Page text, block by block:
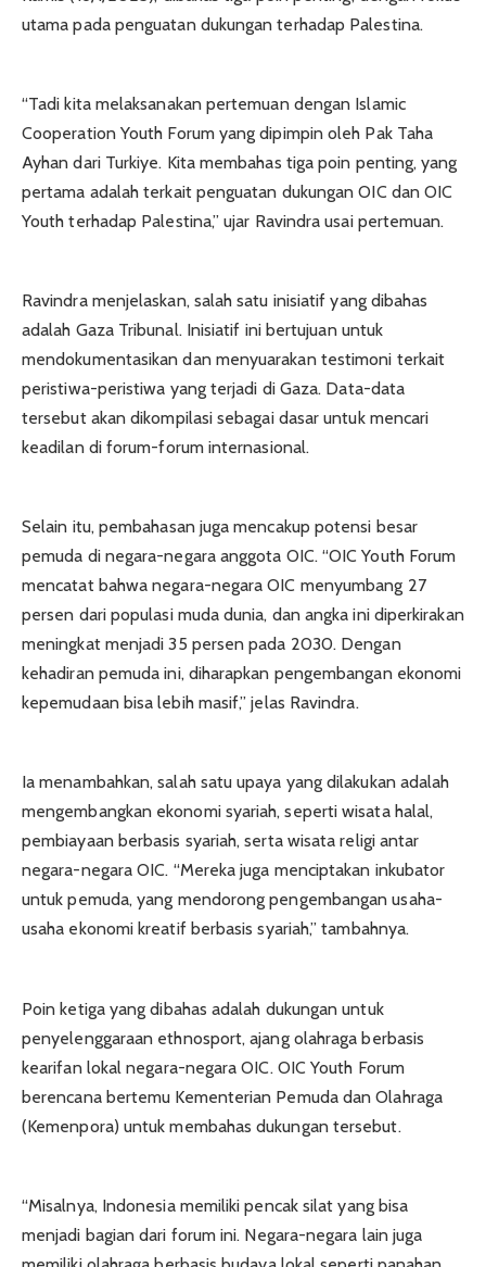
utama pada penguatan dukungan terhadap Palestina.
“Tadi kita melaksanakan pertemuan dengan Islamic
Cooperation Youth Forum yang dipimpin oleh Pak Taha
Ayhan dari Turkiye. Kita membahas tiga poin penting, yang
pertama adalah terkait penguatan dukungan OIC dan OIC
Youth terhadap Palestina,” ujar Ravindra usai pertemuan.
Ravindra menjelaskan, salah satu inisiatif yang dibahas
adalah Gaza Tribunal. Inisiatif ini bertujuan untuk
mendokumentasikan dan menyuarakan testimoni terkait
peristiwa-peristiwa yang terjadi di Gaza. Data-data
tersebut akan dikompilasi sebagai dasar untuk mencari
keadilan di forum-forum internasional.
Selain itu, pembahasan juga mencakup potensi besar
pemuda di negara-negara anggota OIC. “OIC Youth Forum
mencatat bahwa negara-negara OIC menyumbang 27
persen dari populasi muda dunia, dan angka ini diperkirakan
meningkat menjadi 35 persen pada 2030. Dengan
kehadiran pemuda ini, diharapkan pengembangan ekonomi
kepemudaan bisa lebih masif,” jelas Ravindra.
Ia menambahkan, salah satu upaya yang dilakukan adalah
mengembangkan ekonomi syariah, seperti wisata halal,
pembiayaan berbasis syariah, serta wisata religi antar
negara-negara OIC. “Mereka juga menciptakan inkubator
untuk pemuda, yang mendorong pengembangan usaha-
usaha ekonomi kreatif berbasis syariah,” tambahnya.
Poin ketiga yang dibahas adalah dukungan untuk
penyelenggaraan ethnosport, ajang olahraga berbasis
kearifan lokal negara-negara OIC. OIC Youth Forum
berencana bertemu Kementerian Pemuda dan Olahraga
(Kemenpora) untuk membahas dukungan tersebut.
“Misalnya, Indonesia memiliki pencak silat yang bisa
menjadi bagian dari forum ini. Negara-negara lain juga